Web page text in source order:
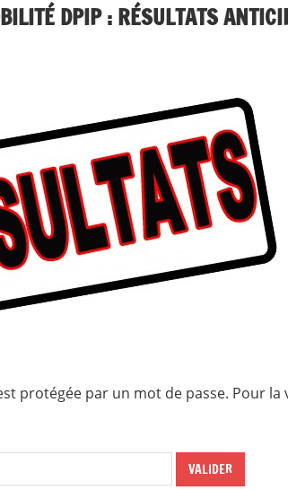
DPIP : RÉSULTATS
protégée par un mot de passe. Pour